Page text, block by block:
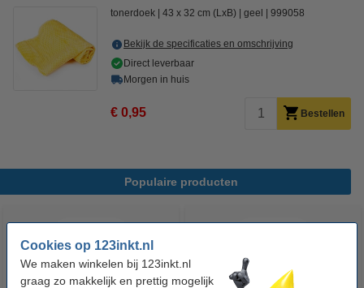
Cookies op 123inkt.nl
We maken winkelen bij 123inkt.nl
graag zo makkelijk en prettig mogelijk
tonerdoek 43 x 32 cm (LxB) geel 999058
Bekijk de specificaties en omschrijving
Direct leverbaar
Morgen in huis
€ 0,95 Bestellen
Populaire producten